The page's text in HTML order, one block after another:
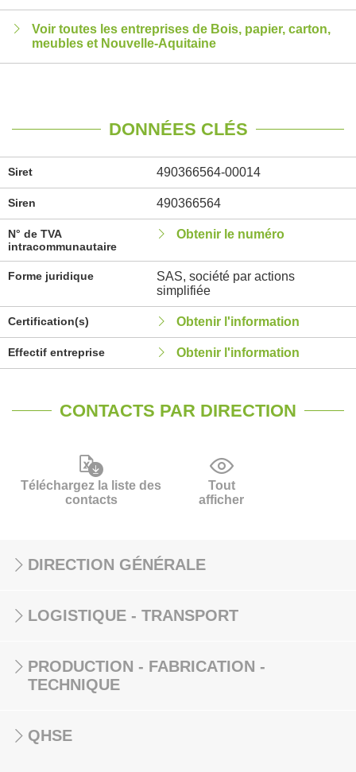
Voir toutes les entreprises de Bois, papier, carton,
meubles et Nouvelle-Aquitaine
DONNÉES CLÉS
Siret 490366564-00014
Siren 490366564
N° de TVA
intracommunautaire
Obtenir le numéro
Forme juridique
SAS, société par actions
simplifiée
Certification(s) Obtenir l'information
Effectif entreprise Obtenir l'information
CONTACTS PAR DIRECTION
Téléchargez la liste des
contacts
Tout
afficher
DIRECTION GÉNÉRALE
LOGISTIQUE - TRANSPORT
PRODUCTION - FABRICATION -
TECHNIQUE
QHSE